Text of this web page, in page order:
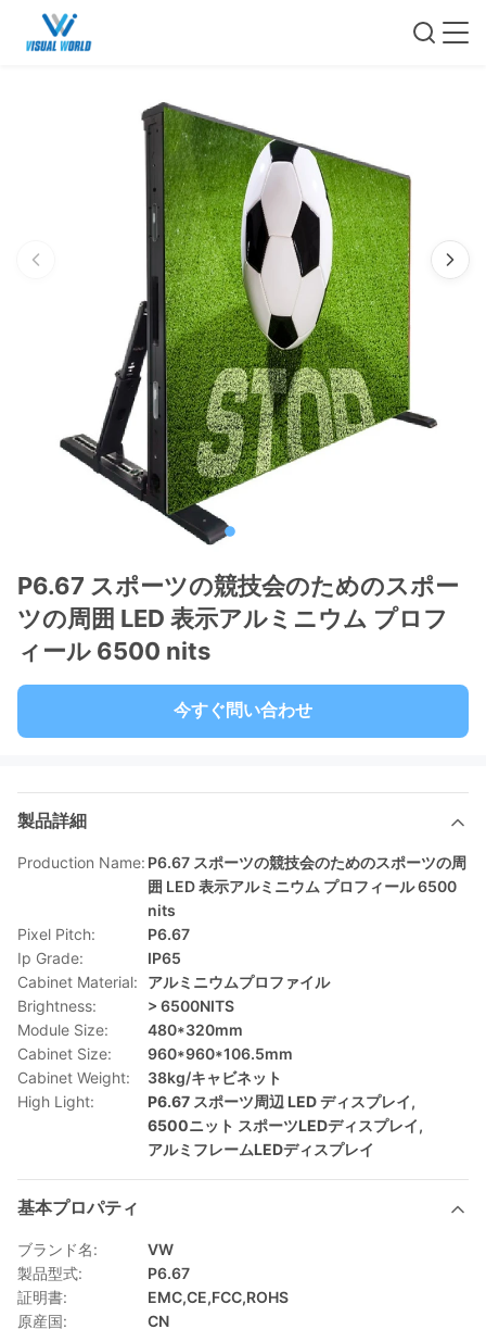
P6.67 スポーツの競技会のためのスポー
ツの周囲 LED 表示アルミニウム プロフ
ィール 6500 nits
今すぐ問い合わせ
製品詳細
Production Name: P6.67 スポーツの競技会のためのスポーツの周
囲 LED 表示アルミニウム プロフィール 6500
nits
Pixel Pitch:
P6.67
Ip Grade:
IP65
Cabinet Material:
アルミニウムプロファイル
Brightness:
> 6500NITS
Module Size:
480*320mm
Cabinet Size:
960*960*106.5mm
Cabinet Weight:
38kg/キャビネット
High Light:
P6.67 スポーツ周辺 LED ディスプレイ,
6500ニット スポーツLEDディスプレイ,
アルミフレームLEDディスプレイ
基本プロパティ
ブランド名:
VW
製品型式:
P6.67
証明書:
EMC,CE,FCC,ROHS
原産国:
CN